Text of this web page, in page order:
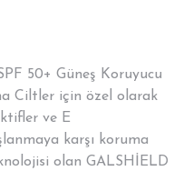
50+ Güneş Koruyucu
Ciltler için özel olarak
ve E
karşı koruma
olan GALSHİELD